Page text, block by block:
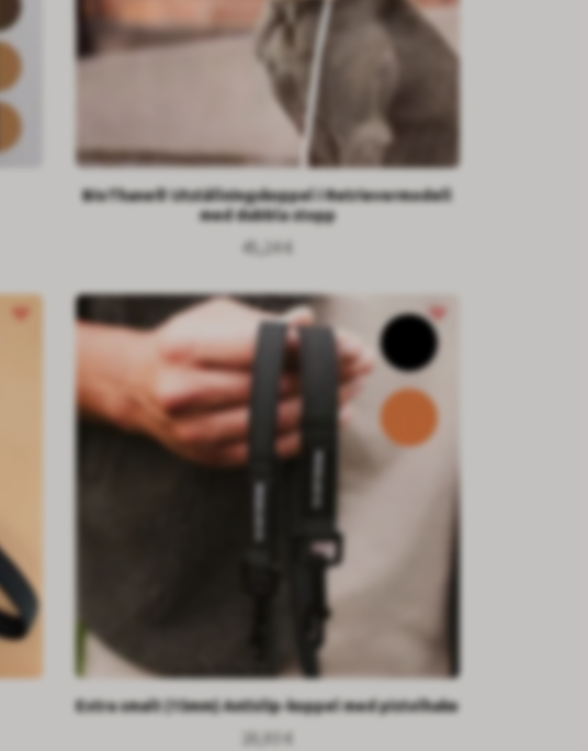
BioThane® Utställningskoppel i Retrievermodell
med dubbla stopp
45,24 €
Extra smalt (15mm) Antislip-koppel med pistolhake
20,93 €